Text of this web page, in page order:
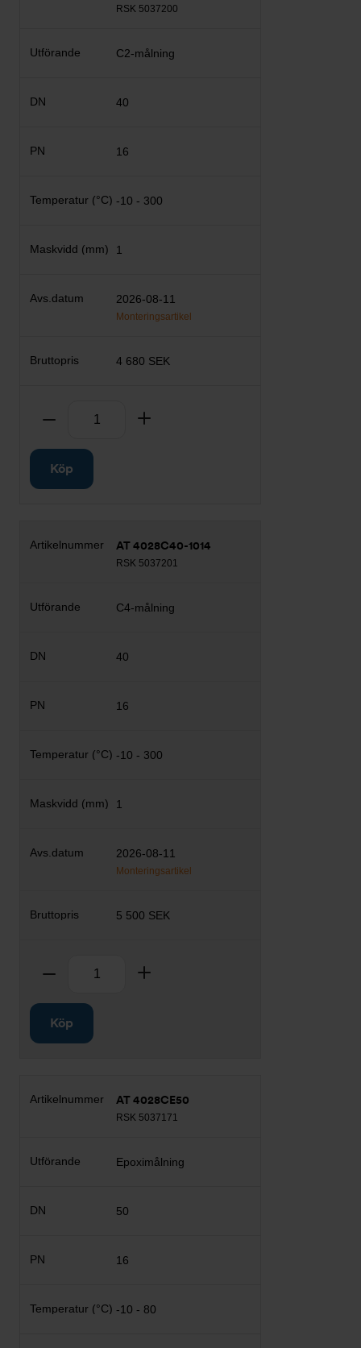
RSK 5037200
C2-målning
40
16
-10 - 300
1
2026-08-11
Monteringsartikel
4 680 SEK
Ta bort
Köp
AT 4028C40-1014
RSK 5037201
C4-målning
40
16
-10 - 300
1
2026-08-11
Monteringsartikel
5 500 SEK
Ta bort
Köp
AT 4028CE50
RSK 5037171
Epoximålning
50
16
-10 - 80